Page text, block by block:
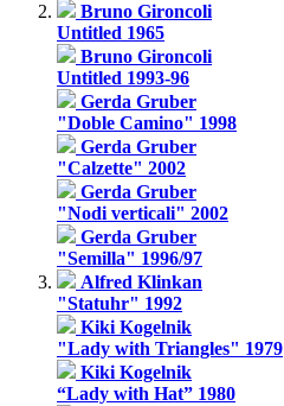
Bruno Gironcoli
Untitled 1965
Bruno Gironcoli
Untitled 1993-96
Gerda Gruber
"Doble Camino" 1998
Gerda Gruber
"Calzette" 2002
Gerda Gruber
"Nodi verticali" 2002
Gerda Gruber
"Semilla" 1996/97
Alfred Klinkan
"Statuhr" 1992
Kiki Kogelnik
"Lady with Triangles" 1979
Kiki Kogelnik
“Lady with Hat” 1980